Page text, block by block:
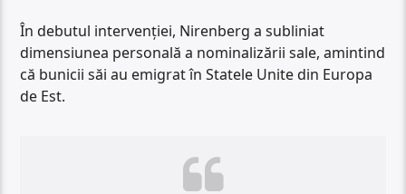
În debutul intervenției, Nirenberg a subliniat
dimensiunea personală a nominalizării sale, amintind
că bunicii săi au emigrat în Statele Unite din Europa
de Est.